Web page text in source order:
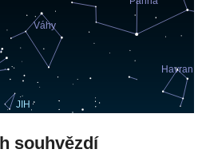
souhvězdí